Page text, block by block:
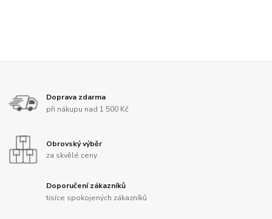
Doprava zdarma
při nákupu nad 1 500 Kč
Obrovský výběr
za skvělé ceny
Doporučení zákazníků
tisíce spokojených zákazníků